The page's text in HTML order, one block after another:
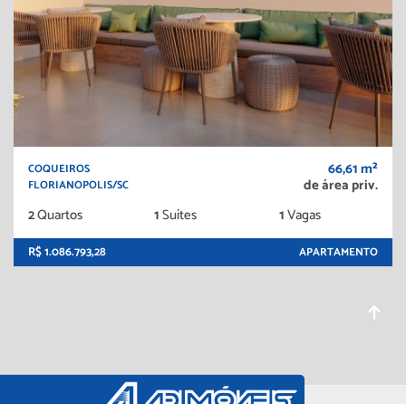
COQUEIROS
FLORIANOPOLIS/SC
66,61 m²
de área priv.
2Quartos 1Suítes 1Vagas
R$ 1.086.793,28 APARTAMENTO